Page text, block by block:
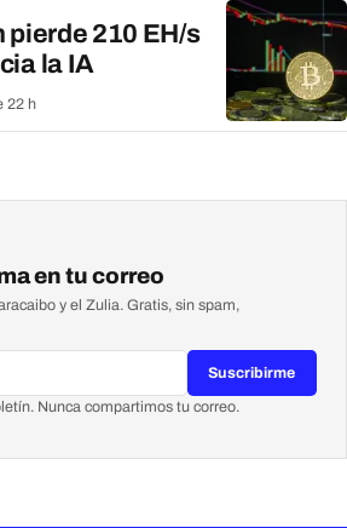
pierde 210 EH/s
la IA
22 h
en tu correo
y el Zulia. Gratis, sin spam,
Suscribirme
Nunca compartimos tu correo.